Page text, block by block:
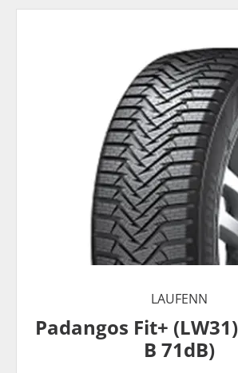
LAUFENN
Padangos Fit+
B 71dB)